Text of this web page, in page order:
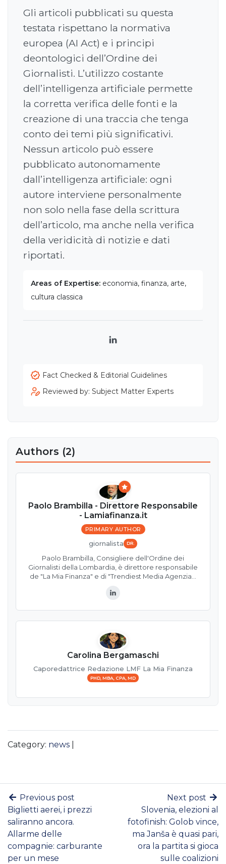
Gli articoli pubblicati su questa
testata rispettano la normativa
europea (AI Act) e i principi
deontologici dell’Ordine dei
Giornalisti. L’utilizzo costante
dell’intelligenza artificiale permette
la corretta verifica delle fonti e la
creazione di una traccia che tenga
conto dei temi più significativi.
Nessun articolo può essere
pubblicato autonomamente
dall’intelligenza artificiale: ogni
autore interviene personalmente
non solo nella fase della scrittura
dell’articolo, ma anche nella verifica
della veridicità di notizie e dati
riportati.
Areas of Expertise: economia, finanza, arte,
cultura classica
LinkedIn
Fact Checked & Editorial Guidelines
Reviewed by: Subject Matter Experts
Authors (2)
Paolo Brambilla - Direttore Responsabile
- Lamiafinanza.it
PRIMARY AUTHOR
giornalista DR.
Paolo Brambilla, Consigliere dell'Ordine dei
Giornalisti della Lombardia, è direttore responsabile
de "La Mia Finanza" e di "Trendiest Media Agenzia…
LinkedIn
Carolina Bergamaschi
Caporedattrice Redazione LMF La Mia Finanza
PHD, MBA, CPA, MD
Category: news
Previous post
Biglietti aerei, i prezzi
saliranno ancora.
Allarme delle
compagnie: carburante
per un mese
Next post
Slovenia, elezioni al
fotofinish: Golob vince,
ma Janša è quasi pari,
ora la partita si gioca
sulle coalizioni